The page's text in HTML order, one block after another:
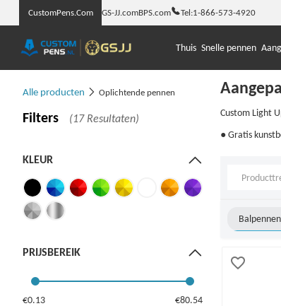
CustomPens.Com GS-JJ.comBPS.com Tel:1-866-573-4920
Thuis Snelle pennen
Alle producten Oplichtende pennen
Filters (17 Resultaten)
KLEUR
PRIJSBEREIK
€0.13 €80.54
Custom Light
● Gratis
Balpennen